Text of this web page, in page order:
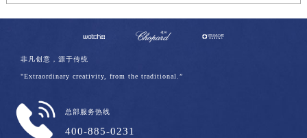
非凡创意，源于传统
"Extraordinary creativity, from the traditional.”
总部服务热线
400-885-0231